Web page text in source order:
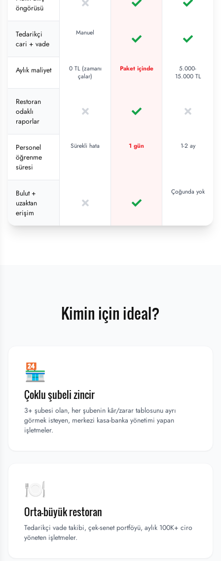
öngörüsü
Tedarikçi
cari + vade
Manuel
Aylık maliyet
0 TL (zamanı
çalar)
Paket içinde
5.000-
15.000 TL
Restoran
odaklı
raporlar
Personel
öğrenme
süresi
Sürekli hata 1 gün 1-2 ay
Bulut +
uzaktan
erişim
Çoğunda yok
Kimin için ideal?
🏪
Çoklu şubeli zincir
3+ şubesi olan, her şubenin kâr/zarar tablosunu ayrı
görmek isteyen, merkezi kasa-banka yönetimi yapan
işletmeler.
🍽️
Orta-büyük restoran
Tedarikçi vade takibi, çek-senet portföyü, aylık 100K+ ciro
yöneten işletmeler.